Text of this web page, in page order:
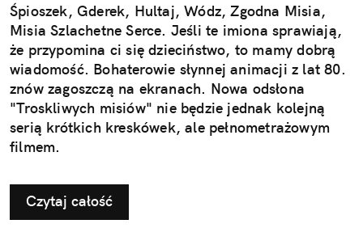
Śpioszek, Gderek, Hultaj, Wódz, Zgodna Misia,
Misia Szlachetne Serce. Jeśli te imiona sprawiają,
że przypomina ci się dzieciństwo, to mamy dobrą
wiadomość. Bohaterowie słynnej animacji z lat 80.
znów zagoszczą na ekranach. Nowa odsłona
"Troskliwych misiów" nie będzie jednak kolejną
serią krótkich kreskówek, ale pełnometrażowym
filmem.
Czytaj całość